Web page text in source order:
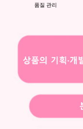
품질 관리